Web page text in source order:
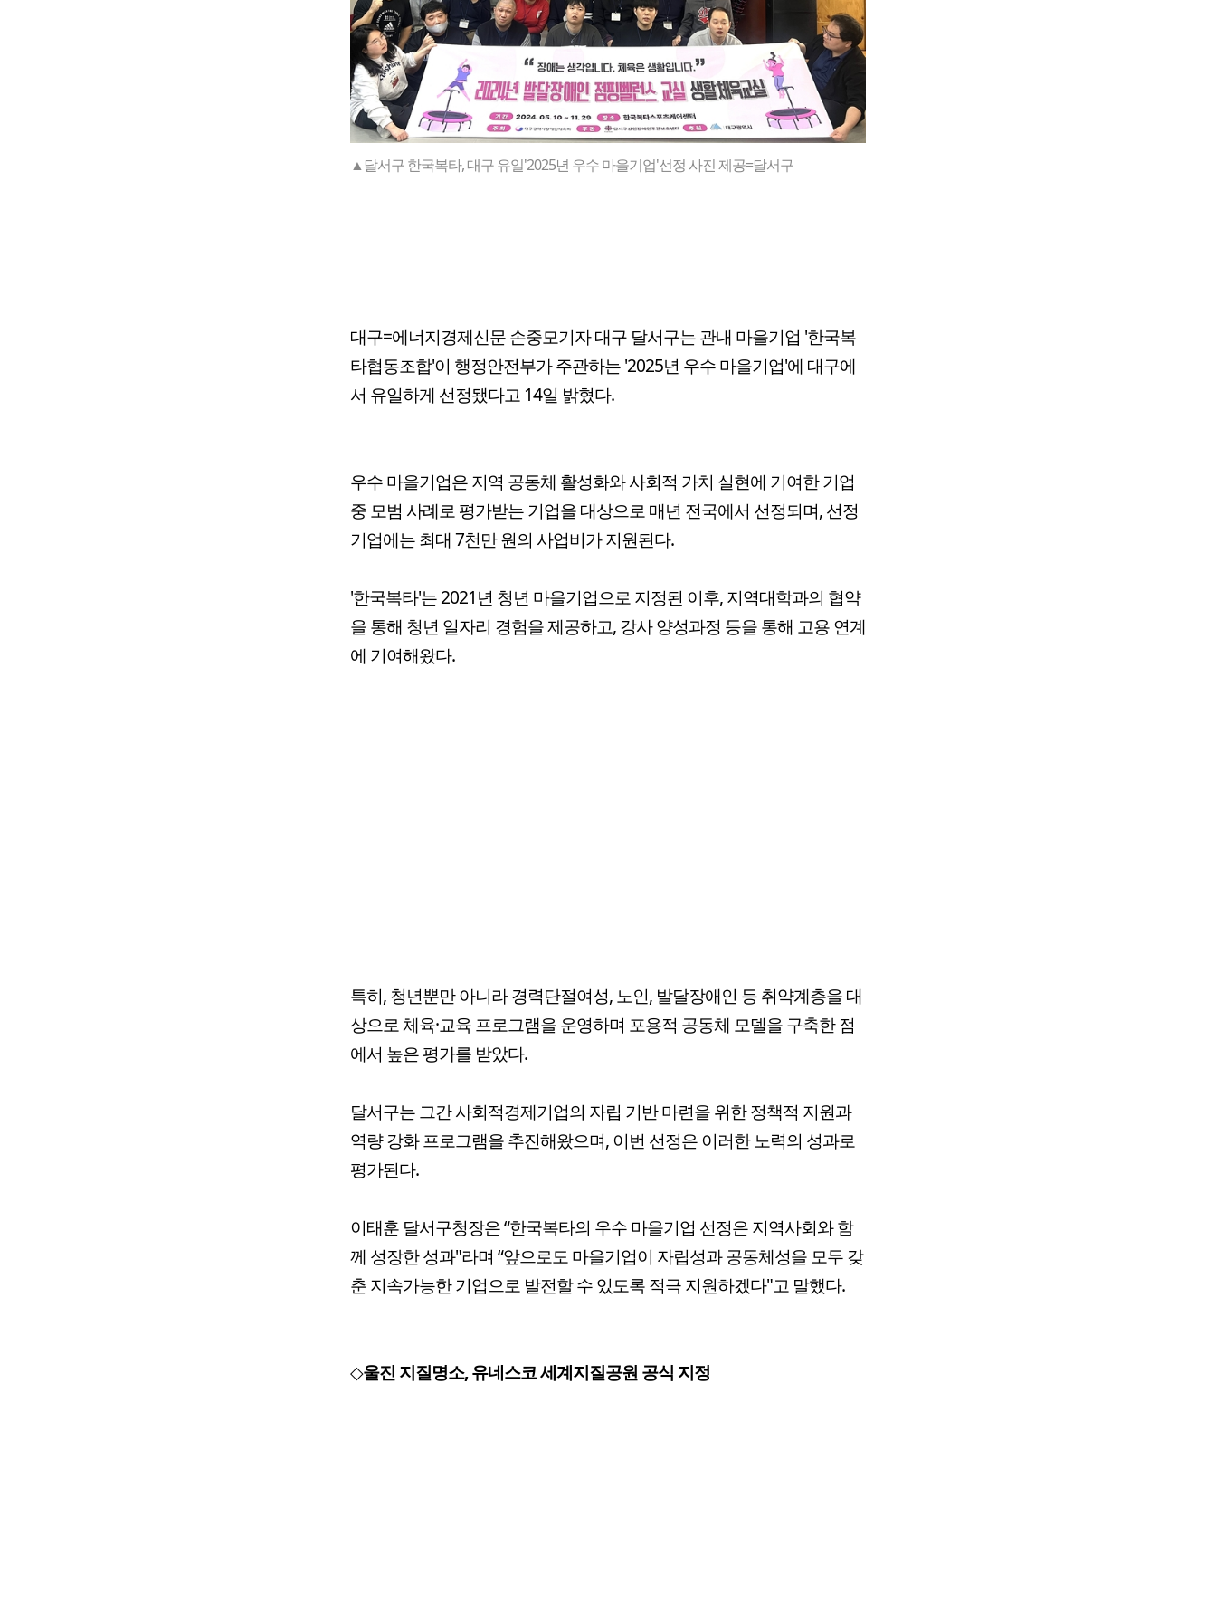
▲달서구 한국복타, 대구 유일'2025년 우수 마을기업'선정 사진 제공=달서구
대구=에너지경제신문 손중모기자 대구 달서구는 관내 마을기업 '한국복
타협동조합'이 행정안전부가 주관하는 '2025년 우수 마을기업'에 대구에
서 유일하게 선정됐다고 14일 밝혔다.
우수 마을기업은 지역 공동체 활성화와 사회적 가치 실현에 기여한 기업
중 모범 사례로 평가받는 기업을 대상으로 매년 전국에서 선정되며, 선정
기업에는 최대 7천만 원의 사업비가 지원된다.
'한국복타'는 2021년 청년 마을기업으로 지정된 이후, 지역대학과의 협약
을 통해 청년 일자리 경험을 제공하고, 강사 양성과정 등을 통해 고용 연계
에 기여해왔다.
특히, 청년뿐만 아니라 경력단절여성, 노인, 발달장애인 등 취약계층을 대
상으로 체육·교육 프로그램을 운영하며 포용적 공동체 모델을 구축한 점
에서 높은 평가를 받았다.
달서구는 그간 사회적경제기업의 자립 기반 마련을 위한 정책적 지원과
역량 강화 프로그램을 추진해왔으며, 이번 선정은 이러한 노력의 성과로
평가된다.
이태훈 달서구청장은 “한국복타의 우수 마을기업 선정은 지역사회와 함
께 성장한 성과"라며 “앞으로도 마을기업이 자립성과 공동체성을 모두 갖
춘 지속가능한 기업으로 발전할 수 있도록 적극 지원하겠다"고 말했다.
◇울진 지질명소, 유네스코 세계지질공원 공식 지정